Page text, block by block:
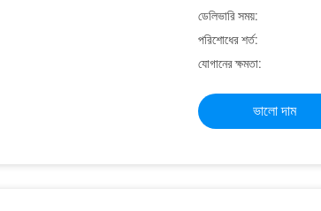
ডেলিভারি সময়:
পরিশোধের শর্ত:
যোগানের ক্ষমতা:
ভালো দাম